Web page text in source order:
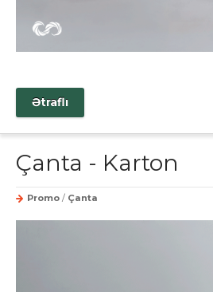
Ətraflı
Çanta - Karton
Promo / Çanta